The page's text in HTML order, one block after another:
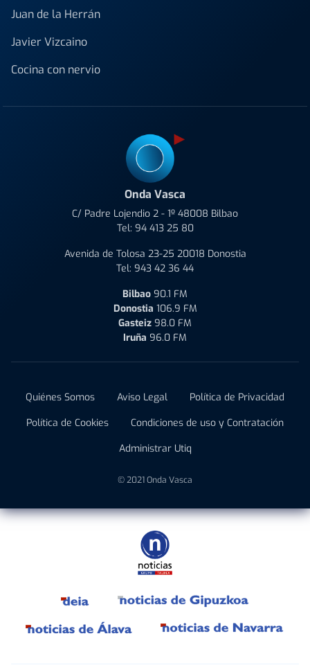
Juan de la Herrán
Javier Vizcaino
Cocina con nervio
Onda Vasca
C/ Padre Lojendio 2 - 1º 48008 Bilbao
Tel: 94 413 25 80
Avenida de Tolosa 23-25 20018 Donostia
Tel: 943 42 36 44
Bilbao 90.1 FM
Donostia 106.9 FM
Gasteiz 98.0 FM
Iruña 96.0 FM
Quiénes Somos Aviso Legal
Política de Privacidad
Política de Cookies
Condiciones de uso y Contratación
Administrar Utiq
© 2021 Onda Vasca